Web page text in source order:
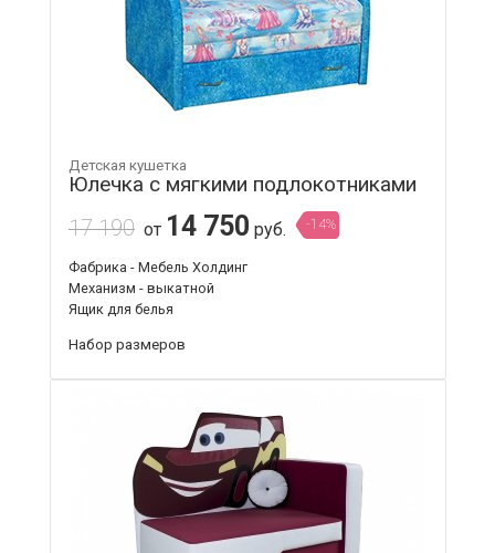
Детская кушетка
Юлечка с мягкими подлокотниками
17 190 от 14 750 руб. -14%
Фабрика - Мебель Холдинг
Механизм - выкатной
Ящик для белья
Набор размеров